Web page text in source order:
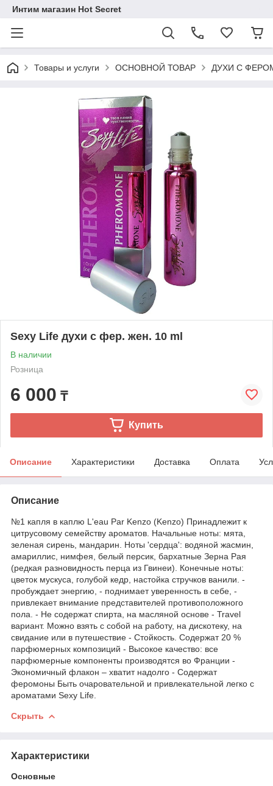
Интим магазин Hot Secret
Товары и услуги ОСНОВНОЙ ТОВАР ДУХИ С
Sexy Life духи с фер. жен. 10 ml
В наличии
Розница
6 000 ₸
Купить
Описание Характеристики Доставка Оплата
Описание
№1 капля в каплю L'eau Par Kenzo (Kenzo) Принадлежит к
цитрусовому семейству ароматов. Начальные ноты: мята,
зеленая сирень, мандарин. Ноты 'сердца': водяной жасмин,
амариллис, нимфея, белый персик, бархатные Зерна Рая
(редкая разновидность перца из Гвинеи). Конечные ноты:
цветок мускуса, голубой кедр, настойка стручков ванили. -
пробуждает энергию, - поднимает уверенность в себе, -
привлекает внимание представителей противоположного
пола. - Не содержат спирта, на масляной основе - Travel
вариант. Можно взять с собой на работу, на дискотеку, на
свидание или в путешествие - Стойкость. Содержат 20 %
парфюмерных композиций - Высокое качество: все
парфюмерные компоненты производятся во Франции -
Экономичный флакон – хватит надолго - Содержат
феромоны Быть очаровательной и привлекательной легко с
ароматами Sexy Life.
Скрыть
Характеристики
Основные